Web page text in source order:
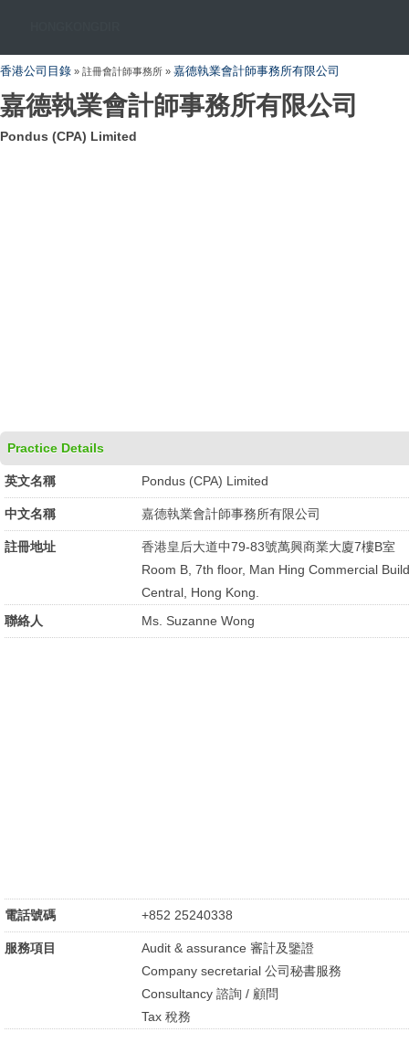
香港公司目錄 » 註冊會計師事務所 » 嘉德執業會計師事務所有限公司
嘉德執業會計師事務所有限公司
Pondus (CPA) Limited
Practice Details
英文名稱 Pondus (CPA) Limited
中文名稱 嘉德執業會計師事務所有限公司
註冊地址
香港皇后大道中79-83號萬興商業大廈7樓B室
Room B, 7th floor, Man Hing Commercial
Central, Hong Kong.
聯絡人
Ms. Suzanne Wong
電話號碼 +852 25240338
服務項目
Audit & assurance 審計及鑒證
Company secretarial 公司秘書服務
Consultancy 諮詢 / 顧問
Tax 稅務